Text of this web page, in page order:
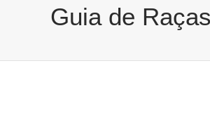
Guia de